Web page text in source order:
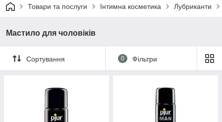
Товари та послуги Інтимна косметика Лубриканти
Мастило для чоловіків
Сортування 0 Фільтри